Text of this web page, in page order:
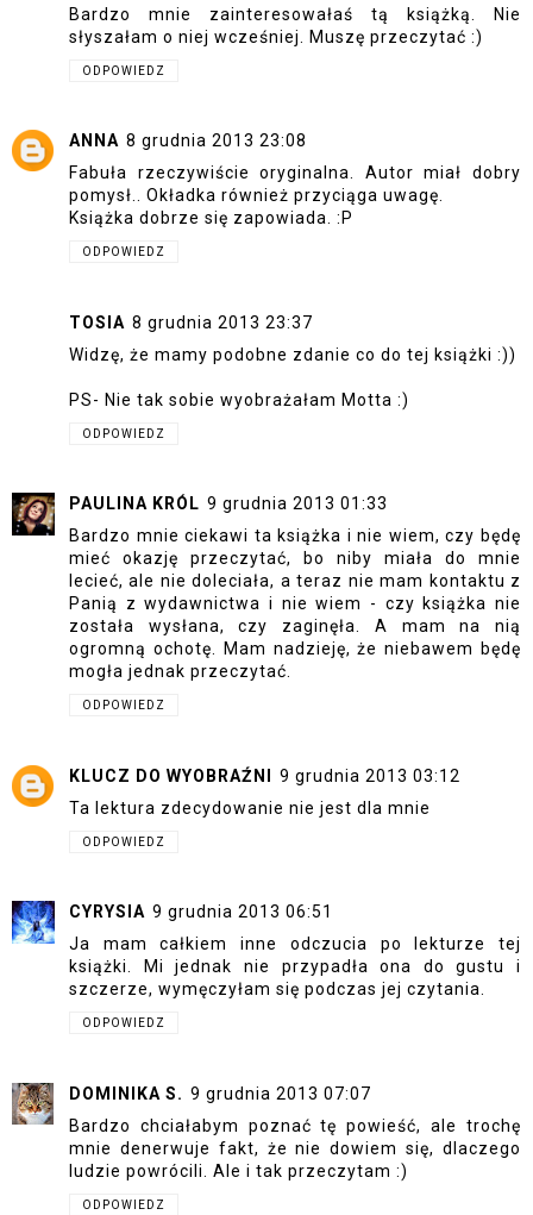
Bardzo mnie zainteresowałaś tą książką. Nie
słyszałam o niej wcześniej. Muszę przeczytać :)
ODPOWIEDZ
ANNA 8 grudnia 2013 23:08
Fabuła rzeczywiście oryginalna. Autor miał dobry
pomysł.. Okładka również przyciąga uwagę.
Książka dobrze się zapowiada. :P
ODPOWIEDZ
TOSIA 8 grudnia 2013 23:37
Widzę, że mamy podobne zdanie co do tej książki :))
PS- Nie tak sobie wyobrażałam Motta :)
ODPOWIEDZ
PAULINA KRÓL 9 grudnia 2013 01:33
Bardzo mnie ciekawi ta książka i nie wiem, czy będę
mieć okazję przeczytać, bo niby miała do mnie
lecieć, ale nie doleciała, a teraz nie mam kontaktu z
Panią z wydawnictwa i nie wiem - czy książka nie
została wysłana, czy zaginęła. A mam na nią
ogromną ochotę. Mam nadzieję, że niebawem będę
mogła jednak przeczytać.
ODPOWIEDZ
KLUCZ DO WYOBRAŹNI 9 grudnia 2013 03:12
Ta lektura zdecydowanie nie jest dla mnie
ODPOWIEDZ
CYRYSIA 9 grudnia 2013 06:51
Ja mam całkiem inne odczucia po lekturze tej
książki. Mi jednak nie przypadła ona do gustu i
szczerze, wymęczyłam się podczas jej czytania.
ODPOWIEDZ
DOMINIKA S. 9 grudnia 2013 07:07
Bardzo chciałabym poznać tę powieść, ale trochę
mnie denerwuje fakt, że nie dowiem się, dlaczego
ludzie powrócili. Ale i tak przeczytam :)
ODPOWIEDZ